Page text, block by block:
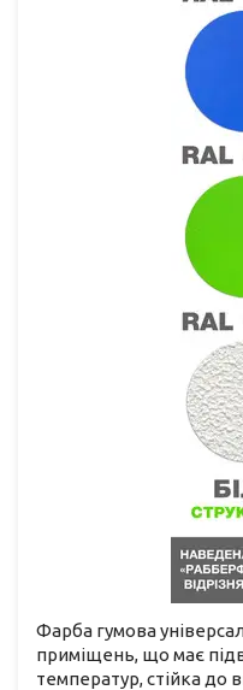
Фарба гумова
приміщень, що має
температур, стійка до